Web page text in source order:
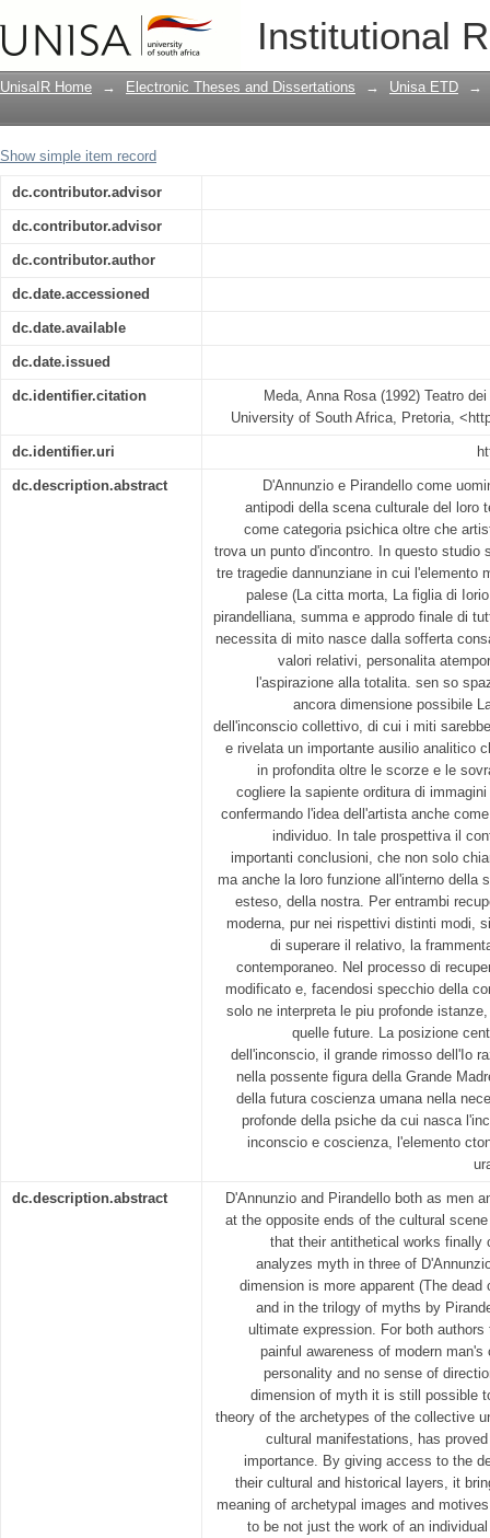
Institutional
Teatro dei miti in Pirandello e
UnisaIR Home → Electronic Theses and Dissertations → Unisa ETD →
Show simple item record
dc.contributor.advisor
dc.contributor.advisor
dc.contributor.author
dc.date.accessioned
dc.date.available
dc.date.issued
dc.identifier.citation
Meda, Anna Rosa (1992) Teatro
University of South Africa, Pretoria,
dc.identifier.uri
dc.description.abstract
D'Annunzio e Pirandello come
antipodi della scena culturale del loro
come categoria psichica oltre che
trova un punto d'incontro. In questo studio
tre tragedie dannunziane in cui l'elemento
palese (La citta morta, La figlia di
pirandelliana, summa e approdo finale di
necessita di mito nasce dalla sofferta
valori relativi, personalita
l'aspirazione alla totalita. sen so
ancora dimensione possibile
dell'inconscio collettivo, di cui i miti
e rivelata un importante ausilio analitico
in profondita oltre le scorze e le
cogliere la sapiente orditura di
confermando l'idea dell'artista anche
individuo. In tale prospettiva il
importanti conclusioni, che non solo
ma anche la loro funzione all'interno della
esteso, della nostra. Per entrambi
moderna, pur nei rispettivi distinti modi,
di superare il relativo, la
contemporaneo. Nel processo di
modificato e, facendosi specchio della
solo ne interpreta le piu profonde
quelle future. La posizione
dell'inconscio, il grande rimosso dell'Io
nella possente figura della Grande
della futura coscienza umana nella
profonde della psiche da cui nasca
inconscio e coscienza, l'elemento
dc.description.abstract
D'Annunzio and Pirandello both as men
at the opposite ends of the cultural
that their antithetical works finally
analyzes myth in three of
dimension is more apparent (The
and in the trilogy of myths by
ultimate expression. For both
painful awareness of modern
personality and no sense of
dimension of myth it is still possible
theory of the archetypes of the collective
cultural manifestations, has
importance. By giving access to the
their cultural and historical layers, it
meaning of archetypal images and
to be not just the work of an